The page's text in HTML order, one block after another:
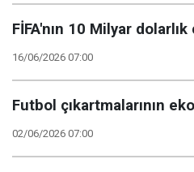
FİFA'nın 10 Milyar dolarlık
16/06/2026 07:00
Futbol çıkartmalarının
02/06/2026 07:00